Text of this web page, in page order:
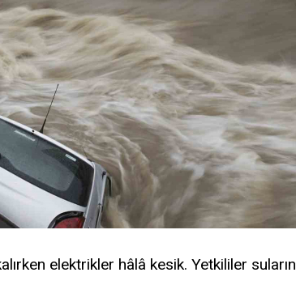
elektrikler hâlâ kesik. Yetkililer suların